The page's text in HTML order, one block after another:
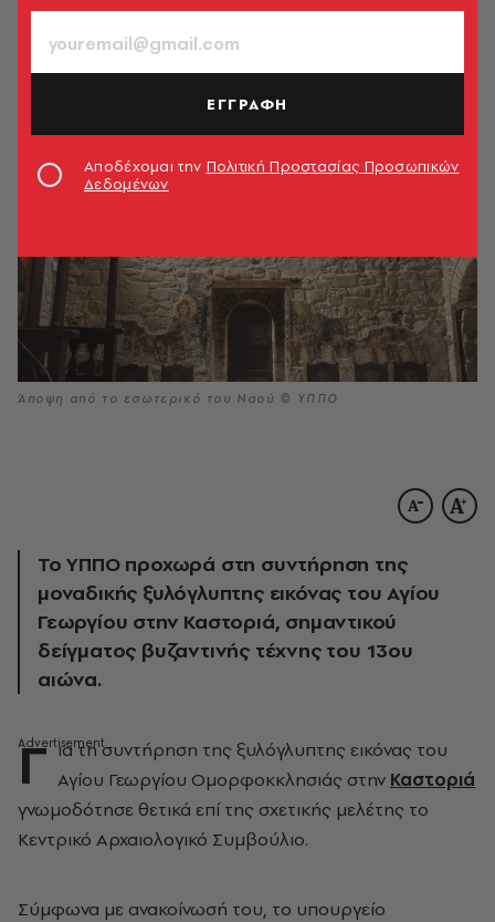
26.03.2026, 11:57 1’ ΔΙΑΒΑΣΜΑ
Άποψη από το εσωτερικό του Ναού © ΥΠΠΟ
Το ΥΠΠΟ προχωρά στη συντήρηση της
μοναδικής ξυλόγλυπτης εικόνας του Αγίου
Γεωργίου στην Καστοριά, σημαντικού
δείγματος βυζαντινής τέχνης του 13ου
αιώνα.
Γ ια τη συντήρηση της ξυλόγλυπτης εικόνας του
Αγίου Γεωργίου Ομορφοκκλησιάς στην Καστοριά
γνωμοδότησε θετικά επί της σχετικής μελέτης το
Κεντρικό Αρχαιολογικό Συμβούλιο.
Σύμφωνα με ανακοίνωσή του, το υπουργείο
ΕΓΓΡΑΦΗ
Αποδέχομαι την Πολιτική Προστασίας Προσωπικών
Δεδομένων